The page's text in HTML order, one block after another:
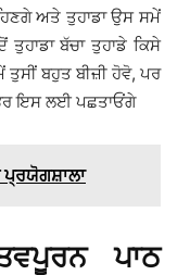
ਅਤੇ ਤੁਹਾਡਾ ਉਸ ਸਮੇਂ
ਬੱਚਾ ਤੁਹਾਡੇ ਕਿਸੇ
ਬਹੁਤ ਬੀਜ਼ੀ ਹੋਵੋ, ਪਰ
ਇਸ ਲਈ ਪਛਤਾਓਂਗੇ
ਪਾਠ